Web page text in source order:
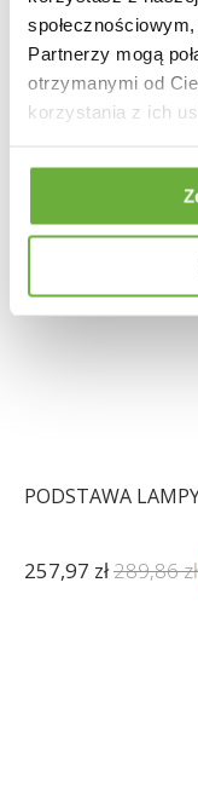
Partnerzy mogą
otrzymanymi od
korzystania z ich
PODSTAWA
257,97 zł289,86